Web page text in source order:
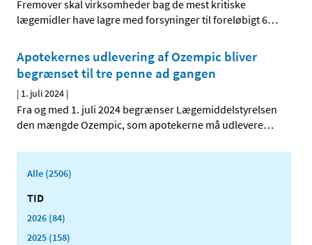
Fremover skal virksomheder bag de mest kritiske
lægemidler have lagre med forsyninger til foreløbigt 6…
Apotekernes udlevering af Ozempic bliver
begrænset til tre penne ad gangen
| 1. juli 2024 |
Fra og med 1. juli 2024 begrænser Lægemiddelstyrelsen
den mængde Ozempic, som apotekerne må udlevere…
Alle (2506)
TID
2026 (84)
2025 (158)